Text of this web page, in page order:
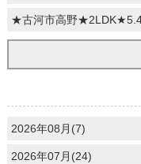
★古河市高野
2026年08月(7)
2026年07月(24)